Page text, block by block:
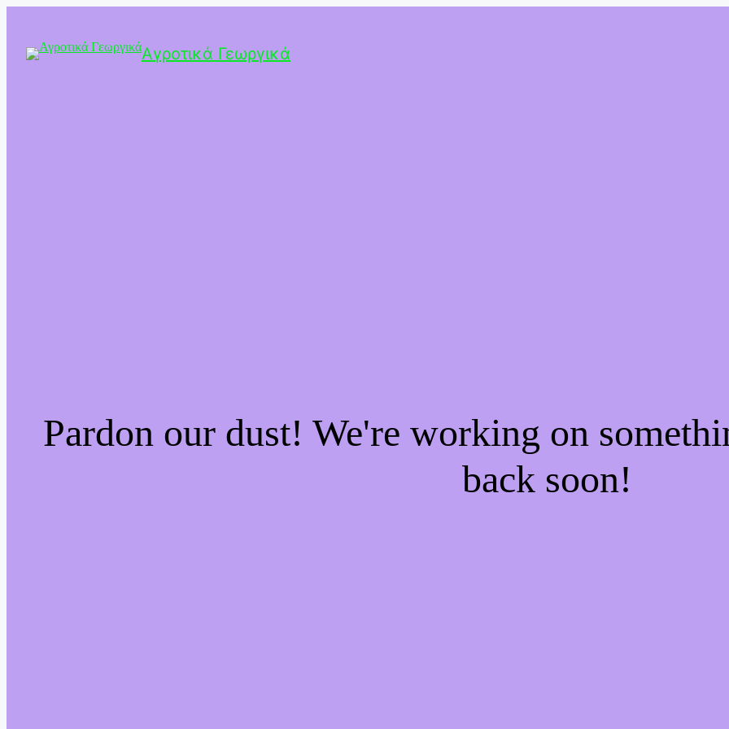
Αγροτικά Γεωργικά
Pardon our dust! We're working on
back soon!